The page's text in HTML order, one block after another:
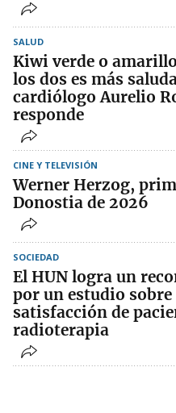
SALUD
Kiwi verde o
los dos es más
cardiólogo Aurelio
responde
CINE Y TELEVISIÓN
Werner Herzog,
Donostia de 2026
SOCIEDAD
El HUN logra un
por un estudio sobre
satisfacción de
radioterapia